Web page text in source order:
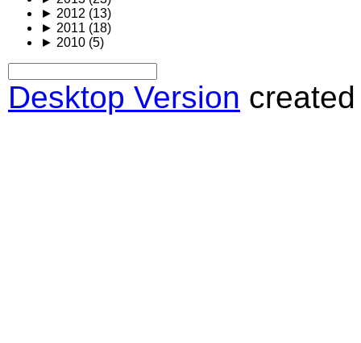
► 2012 (13)
► 2011 (18)
► 2010 (5)
Desktop Version